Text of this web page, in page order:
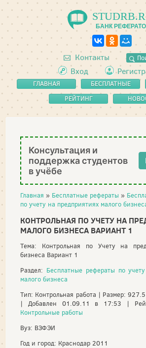
БАНК
Контакты
Вход
ГЛАВНАЯ
БЕСПЛАТНЫЕ
РЕФЕРАТЫ
РЕЙТИНГ
Консультация и
поддержка студентов
в учёбе
Главная » Бесплатные рефераты »
по учету на предприятиях малого
КОНТРОЛЬНАЯ ПО УЧЕТУ НА
МАЛОГО БИЗНЕСА ВАРИАНТ 1
Тема: Контрольная по Учету на
бизнеса Вариант 1
Раздел: Бесплатные рефераты по
малого бизнеса
Тип: Контрольная работа | Размер:
| Добавлен 01.09.11 в 17:53 |
Контрольные работы
Вуз: ВЗФЭИ
Год и город: Краснодар 2011